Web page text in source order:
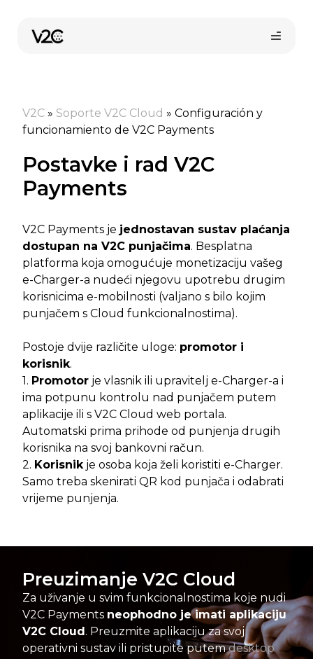
sadržaj
V2C » Soporte V2C Cloud » Configuración y
funcionamiento de V2C Payments
Postavke i rad V2C
Payments
V2C Payments je jednostavan sustav plaćanja
dostupan na V2C punjačima. Besplatna
platforma koja omogućuje monetizaciju vašeg
e-Charger-a nudeći njegovu upotrebu drugim
korisnicima e-mobilnosti (valjano s bilo kojim
punjačem s Cloud funkcionalnostima).
Postoje dvije različite uloge: promotor i
korisnik.
1. Promotor je vlasnik ili upravitelj e-Charger-a i
ima potpunu kontrolu nad punjačem putem
aplikacije ili s V2C Cloud web portala.
Automatski prima prihode od punjenja drugih
korisnika na svoj bankovni račun.
2. Korisnikje osoba koja želi koristiti e-Charger.
Samo treba skenirati QR kod punjača i odabrati
vrijeme punjenja.
Preuzimanje V2C Cloud
Za uživanje u svim funkcionalnostima koje nudi
V2C Payments neophodno je imati aplikaciju
V2C Cloud. Preuzmite aplikaciju za svoj
operativni sustav ili pristupite putemdesktop